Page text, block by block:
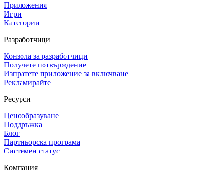
Приложения
Игри
Категории
Разработчици
Конзола за разработчици
Получете потвърждение
Изпратете приложение за включване
Рекламирайте
Ресурси
Ценообразуване
Поддръжка
Блог
Партньорска програма
Системен статус
Компания